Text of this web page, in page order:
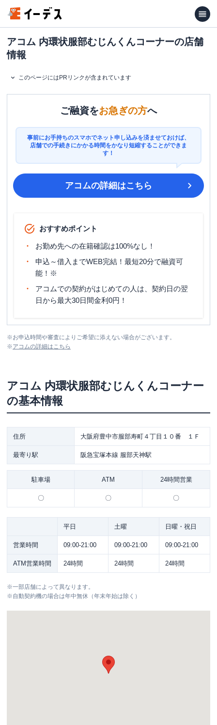
アコム 内環状服部むじんくんコーナーの店舗
情報
このページにはPRリンクが含まれています
ご融資をお急ぎの方へ
事前にお手持ちのスマホでネット申し込みを済ませておけば、
店舗での手続きにかかる時間をかなり短縮することができま
す！
アコムの詳細はこちら
おすすめポイント
お勤め先への在籍確認は100%なし！
申込～借入までWEB完結！最短20分で融資可
能！※
アコムでの契約がはじめての人は、契約日の翌
日から最大30日間金利0円！
※お申込時間や審査によりご希望に添えない場合がございます。
※アコムの詳細はこちら
アコム 内環状服部むじんくんコーナー
の基本情報
住所 大阪府豊中市服部寿町４丁目１０番 １Ｆ
最寄り駅 阪急宝塚本線 服部天神駅
駐車場 ATM 24時間営業
〇 〇 〇
平日 土曜 日曜・祝日
営業時間 09:00-21:00 09:00-21:00 09:00-21:00
ATM営業時間 24時間 24時間 24時間
※一部店舗によって異なります。
※自動契約機の場合は年中無休（年末年始は除く）